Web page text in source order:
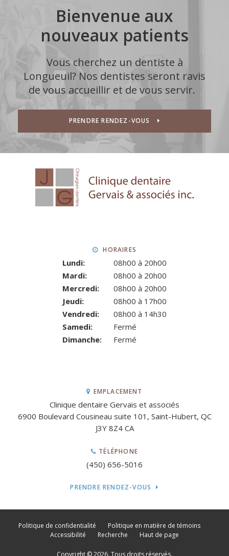
Bienvenue aux
nouveaux patients
Vous cherchez un dentiste à
Longueuil? Nos dentistes seront ravis
de vous accueillir et de vous servir.
PRENDRE RENDEZ-VOUS
HORAIRES
Lundi:
08h00 à 20h00
Mardi:
08h00 à 20h00
Mercredi:
08h00 à 20h00
Jeudi:
08h00 à 17h00
Vendredi:
08h00 à 14h30
Samedi:
Fermé
Dimanche:
Fermé
EMPLACEMENT
Clinique dentaire Gervais et associés
6900 Boulevard Cousineau suite 101 Saint-Hubert QC
J3Y 8Z4 CA
TÉLÉPHONE
(450) 656-5016
PRENDRE RENDEZ-VOUS
Politique de confidentialité
Politique en matière de témoins
Accessibilité
Recherche Haut de page